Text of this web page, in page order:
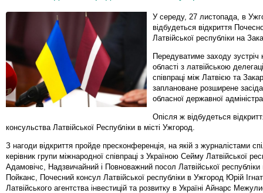
У середу, 27 листопада, в
відбудеться відкриття
Латвійської республіки на
Передуватиме заходу зустріч
області з латвійською
співпраці між Латвією та
заплановане розширене
обласної державної
Опісля ж відбудеться
консульства Латвійської Республіки в місті Ужгород.
З нагоди відкриття пройде пресконференція, на якій з журналістами
керівник групи міжнародної співпраці з Україною Сейму Латвійської
Адамовічс, Надзвичайний і Повноважний посол Латвійської республіки
Пойканс, Почесний консул Латвійської республіки в Ужгород Юрій
Латвійського агентства інвестицій та розвитку в Україні Айнарс